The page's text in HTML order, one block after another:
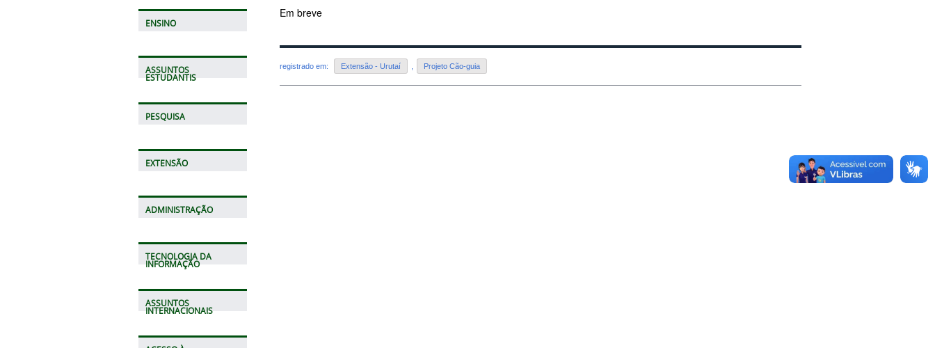
ENSINO
ASSUNTOS
ESTUDANTIS
PESQUISA
EXTENSÃO
ADMINISTRAÇÃO
TECNOLOGIA DA
INFORMAÇÃO
ASSUNTOS
INTERNACIONAIS
Em breve
registrado em: Extensão - Urutaí , Projeto Cão-guia